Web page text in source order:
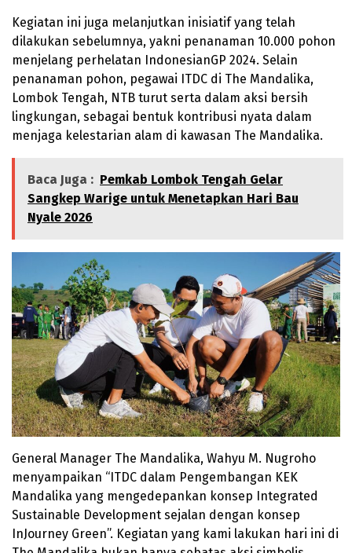
Kegiatan ini juga melanjutkan inisiatif yang telah
dilakukan sebelumnya, yakni penanaman 10.000 pohon
menjelang perhelatan IndonesianGP 2024. Selain
penanaman pohon, pegawai ITDC di The Mandalika,
Lombok Tengah, NTB turut serta dalam aksi bersih
lingkungan, sebagai bentuk kontribusi nyata dalam
menjaga kelestarian alam di kawasan The Mandalika.
Baca Juga : Pemkab Lombok Tengah Gelar
Sangkep Warige untuk Menetapkan Hari Bau
Nyale 2026
General Manager The Mandalika, Wahyu M. Nugroho
menyampaikan “ITDC dalam Pengembangan KEK
Mandalika yang mengedepankan konsep Integrated
Sustainable Development sejalan dengan konsep
InJourney Green”. Kegiatan yang kami lakukan hari ini di